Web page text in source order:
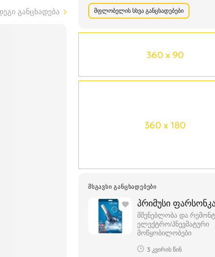
მფლობელის სხვა განცხადებები
360 x 90
360 x 180
ᲛᲡᲒᲐᲕᲡᲘ ᲒᲐᲜᲪᲮᲐᲓᲔᲑᲔᲑᲘ
პრიმუსი
მშენებლობა და
ელექტრო/პნევმატური
მოწყობილობები
3 კვირის წინ
განცხადება